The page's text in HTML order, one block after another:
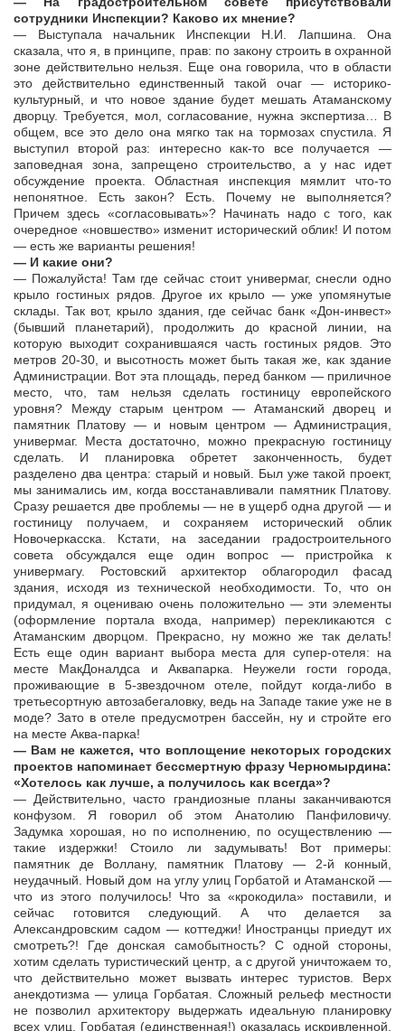
сотрудники Инспекции? Каково их мнение?
— Выступала начальник Инспекции Н.И. Лапшина. Она
сказала, что я, в принципе, прав: по закону строить в охранной
зоне действительно нельзя. Еще она говорила, что в области
это действительно единственный такой очаг — историко-
культурный, и что новое здание будет мешать Атаманскому
дворцу. Требуется, мол, согласование, нужна экспертиза… В
общем, все это дело она мягко так на тормозах спустила. Я
выступил второй раз: интересно как-то все получается —
заповедная зона, запрещено строительство, а у нас идет
обсуждение проекта. Областная инспекция мямлит что-то
непонятное. Есть закон? Есть. Почему не выполняется?
Причем здесь «согласовывать»? Начинать надо с того, как
очередное «новшество» изменит исторический облик! И потом
— есть же варианты решения!
— И какие они?
— Пожалуйста! Там где сейчас стоит универмаг, снесли одно
крыло гостиных рядов. Другое их крыло — уже упомянутые
склады. Так вот, крыло здания, где сейчас банк «Дон-инвест»
(бывший планетарий), продолжить до красной линии, на
которую выходит сохранившаяся часть гостиных рядов. Это
метров 20-30, и высотность может быть такая же, как здание
Администрации. Вот эта площадь, перед банком — приличное
место, что, там нельзя сделать гостиницу европейского
уровня? Между старым центром — Атаманский дворец и
памятник Платову — и новым центром — Администрация,
универмаг. Места достаточно, можно прекрасную гостиницу
сделать. И планировка обретет законченность, будет
разделено два центра: старый и новый. Был уже такой проект,
мы занимались им, когда восстанавливали памятник Платову.
Сразу решается две проблемы — не в ущерб одна другой — и
гостиницу получаем, и сохраняем исторический облик
Новочеркасска. Кстати, на заседании градостроительного
совета обсуждался еще один вопрос — пристройка к
универмагу. Ростовский архитектор облагородил фасад
здания, исходя из технической необходимости. То, что он
придумал, я оцениваю очень положительно — эти элементы
(оформление портала входа, например) перекликаются с
Атаманским дворцом. Прекрасно, ну можно же так делать!
Есть еще один вариант выбора места для супер-отеля: на
месте МакДоналдса и Аквапарка. Неужели гости города,
проживающие в 5-звездочном отеле, пойдут когда-либо в
третьесортную автозабегаловку, ведь на Западе такие уже не в
моде? Зато в отеле предусмотрен бассейн, ну и стройте его
на месте Аква-парка!
— Вам не кажется, что воплощение некоторых городских
проектов напоминает бессмертную фразу Черномырдина:
«Хотелось как лучше, а получилось как всегда»?
— Действительно, часто грандиозные планы заканчиваются
конфузом. Я говорил об этом Анатолию Панфиловичу.
Задумка хорошая, но по исполнению, по осуществлению —
такие издержки! Стоило ли задумывать! Вот примеры:
памятник де Воллану, памятник Платову — 2-й конный,
неудачный. Новый дом на углу улиц Горбатой и Атаманской —
что из этого получилось! Что за «крокодила» поставили, и
сейчас готовится следующий. А что делается за
Александровским садом — коттеджи! Иностранцы приедут их
смотреть?! Где донская самобытность? С одной стороны,
хотим сделать туристический центр, а с другой уничтожаем то,
что действительно может вызвать интерес туристов. Верх
анекдотизма — улица Горбатая. Сложный рельеф местности
не позволил архитектору выдержать идеальную планировку
всех улиц. Горбатая (единственная!) оказалась искривленной.